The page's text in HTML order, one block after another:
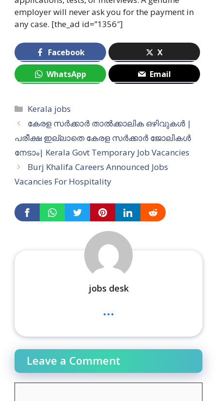
employer will never ask you for the payment in
any case. [the_ad id=”1356″]
Facebook X
WhatsApp Email
Categories
Kerala jobs
കേരള സര്‍ക്കാര്‍ താല്‍ക്കാലിക ഒഴിവുകള്‍ |
പരീക്ഷ ഇല്ലാതെ കേരള സര്‍ക്കാര്‍ ജോലികള്‍
നേടാം| Kerala Govt Temporary Job Vacancies
Burj Khalifa Careers Announced Jobs
Vacancies For Hospitality
jobs desk
...
Leave a Comment